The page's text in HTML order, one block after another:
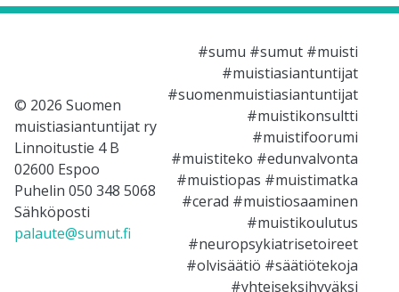
© 2026 Suomen
muistiasiantuntijat ry
Linnoitustie 4 B
02600 Espoo
Puhelin 050 348 5068
Sähköposti
palaute@sumut.fi
#sumu #sumut #muisti
#muistiasiantuntijat
#suomenmuistiasiantuntijat
#muistikonsultti
#muistifoorumi
#muistiteko #edunvalvonta
#muistiopas #muistimatka
#cerad #muistiosaaminen
#muistikoulutus
#neuropsykiatrisetoireet
#olvisäätiö #säätiötekoja
#yhteiseksihyväksi